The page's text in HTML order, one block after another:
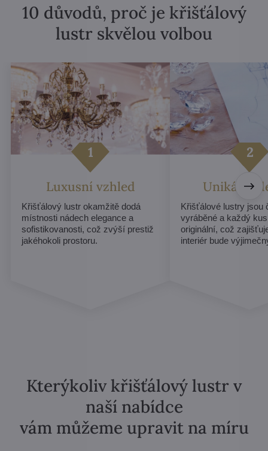
10 důvodů, proč je křišťálový
lustr skvělou volbou
Luxusní vzhled
Křišťálový lustr okamžitě dodá
místnosti nádech elegance a
sofistikovanosti, což zvýší prestiž
jakéhokoli prostoru.
Unikátní
Křišťálové lustry jsou
vyráběné a každý
originální, což
interiér bude
Kterýkoliv křišťálový lustr v
naší nabídce
vám můžeme upravit na míru